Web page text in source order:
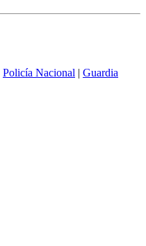
Policía Nacional | Guardia